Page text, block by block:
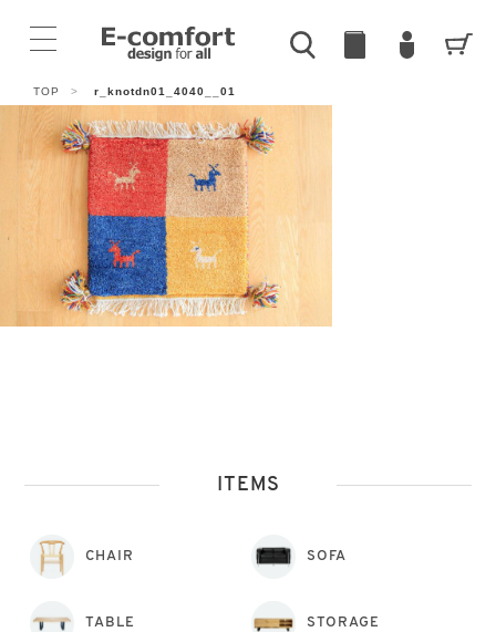
TOP > r_knotdn01_4040__01
ITEMS
CHAIR SOFA
TABLE STORAGE